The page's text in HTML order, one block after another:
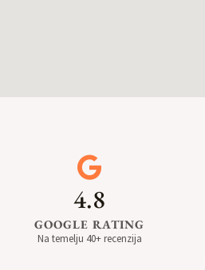
4.8
GOOGLE RATING
Na temelju 40+ recenzija